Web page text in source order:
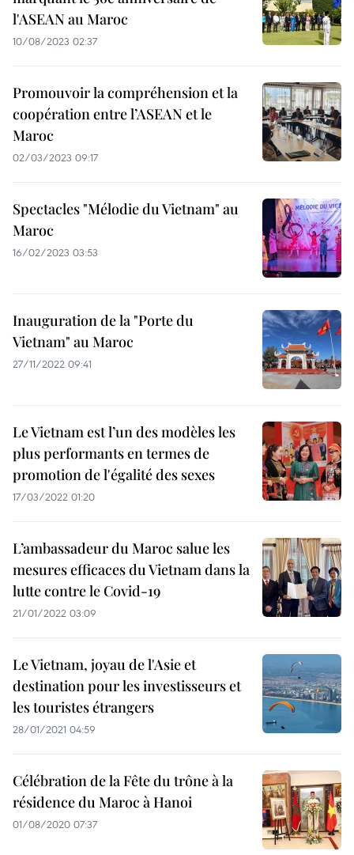
l'ASEAN au Maroc
10/08/2023 02:37
Promouvoir la compréhension et la
coopération entre l’ASEAN et le
Maroc
02/03/2023 09:17
Spectacles "Mélodie du Vietnam" au
Maroc
16/02/2023 03:53
Inauguration de la "Porte du
Vietnam" au Maroc
27/11/2022 09:41
Le Vietnam est l’un des modèles les
plus performants en termes de
promotion de l'égalité des sexes
17/03/2022 01:20
L’ambassadeur du Maroc salue les
mesures efficaces du Vietnam dans la
lutte contre le Covid-19
21/01/2022 03:09
Le Vietnam, joyau de l'Asie et
destination pour les investisseurs et
les touristes étrangers
28/01/2021 04:59
Célébration de la Fête du trône à la
résidence du Maroc à Hanoi
01/08/2020 07:37